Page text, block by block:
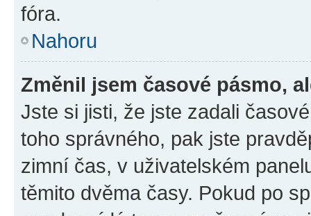
fóra.
Nahoru
Změnil jsem časové pásmo,
Jste si jisti, že jste zadali
toho správného, pak jste
zimní čas, v uživatelském
těmito dvěma časy. Pokud po